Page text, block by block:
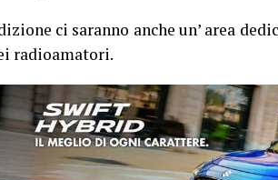
ci saranno anche un’ area
radioamatori.